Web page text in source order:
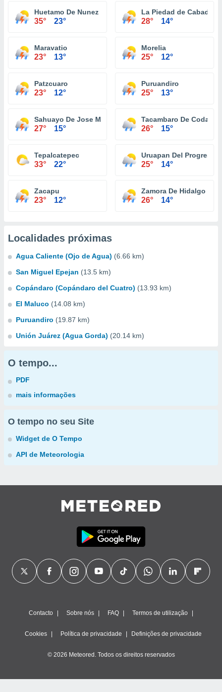
Huetamo De Nunez
35° 23°
La Piedad de Cabadas
28° 14°
Maravatio
23° 13°
Morelia
25° 12°
Patzcuaro
23° 12°
Puruandiro
25° 13°
Sahuayo De Jose Maria Morelos
27° 15°
Tacambaro De Codallos
26° 15°
Tepalcatepec
33° 22°
Uruapan Del Progreso
25° 14°
Zacapu
23° 12°
Zamora De Hidalgo
26° 14°
Localidades próximas
Agua Caliente (Ojo de Agua) (6.66 km)
San Miguel Epejan (13.5 km)
Copándaro (Copándaro del Cuatro) (13.93 km)
El Maluco (14.08 km)
Puruandiro (19.87 km)
Unión Juárez (Agua Gorda) (20.14 km)
O tempo...
PDF
mais informações
O tempo no seu Site
Widget de O Tempo
API de Meteorologia
Contacto Sobre nós FAQ Termos de utilização
Cookies Política de privacidade Definições de privacidade
© 2026 Meteored. Todos os direitos reservados